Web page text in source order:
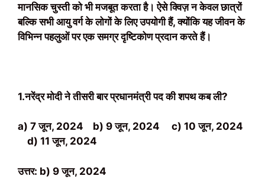
मानसिक चुस्ती को भी मजबूत करता है। ऐसे क्विज़ न केवल छात्रों
बल्कि सभी आयु वर्ग के लोगों के लिए उपयोगी हैं, क्योंकि यह जीवन के
विभिन्न पहलुओं पर एक समग्र दृष्टिकोण प्रदान करते हैं।
1.नरेंद्र मोदी ने तीसरी बार प्रधानमंत्री पद की शपथ कब ली?
a) 7 जून, 2024 b) 9 जून, 2024 c) 10 जून, 2024
d) 11 जून, 2024
उत्तर: b) 9 जून, 2024